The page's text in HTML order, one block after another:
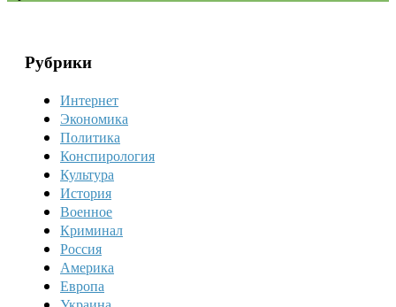
Рубрики
Интернет
Экономика
Политика
Конспирология
Культура
История
Военное
Криминал
Россия
Америка
Европа